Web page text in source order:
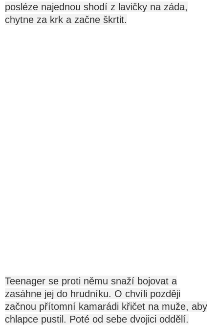
posléze najednou shodí z lavičky na záda,
chytne za krk a začne škrtit.
Teenager se proti němu snaží bojovat a
zasáhne jej do hrudníku. O chvíli později
začnou přítomní kamarádi křičet na muže, aby
chlapce pustil. Poté od sebe dvojici oddělí.